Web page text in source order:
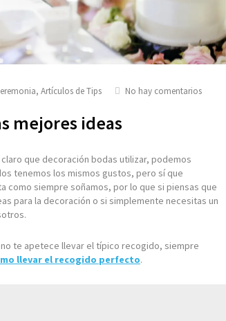
, Artículos de Tips No hay comentariosen
mejores ideas
que decoración bodas utilizar, podemos
tenemos los mismos gustos, pero sí que
como siempre soñamos, por lo que si piensas que
para la decoración o si simplemente necesitas un
te apetece llevar el típico recogido, siempre
llevar el recogido perfecto.